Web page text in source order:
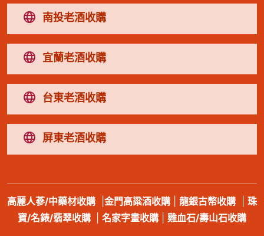
南投老酒收購
宜蘭老酒收購
台東老酒收購
屏東老酒收購
高麗人蔘/中藥材收購 金門高粱酒收購 龍銀古幣收購
珠
寶/名錶/翡翠收購
名家字畫收購 雞血石/壽山石收購